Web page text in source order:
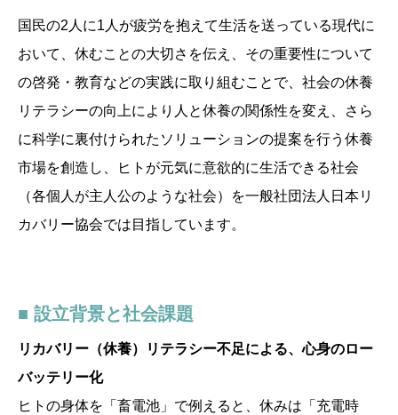
国民の2人に1人が疲労を抱えて生活を送っている現代に
おいて、休むことの大切さを伝え、その重要性について
の啓発・教育などの実践に取り組むことで、社会の休養
リテラシーの向上により人と休養の関係性を変え、さら
に科学に裏付けられたソリューションの提案を行う休養
市場を創造し、ヒトが元気に意欲的に生活できる社会
（各個人が主人公のような社会）を一般社団法人日本リ
カバリー協会では目指しています。
■ 設立背景と社会課題
リカバリー（休養）リテラシー不足による、心身のロー
バッテリー化
ヒトの身体を「畜電池」で例えると、休みは「充電時